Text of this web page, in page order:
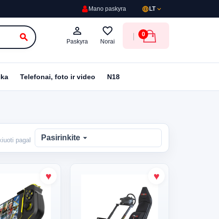
Mano paskyra language LTexpand_more
search
person_outline
Paskyra
favorite_border
Norai
0
Telefonai, foto ir video N18
pagal Pasirinkite arrow_drop_down